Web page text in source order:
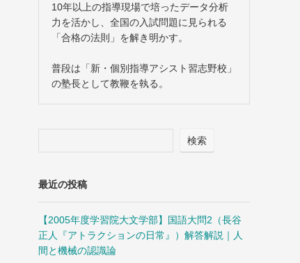
10年以上の指導現場で培ったデータ分析
力を活かし、全国の入試問題に見られる
「合格の法則」を解き明かす。
普段は「新・個別指導アシスト習志野校」
の塾長として教鞭を執る。
検索
最近の投稿
【2005年度学習院大文学部】国語大問2（長谷
正人『アトラクションの日常』）解答解説｜人
間と機械の認識論